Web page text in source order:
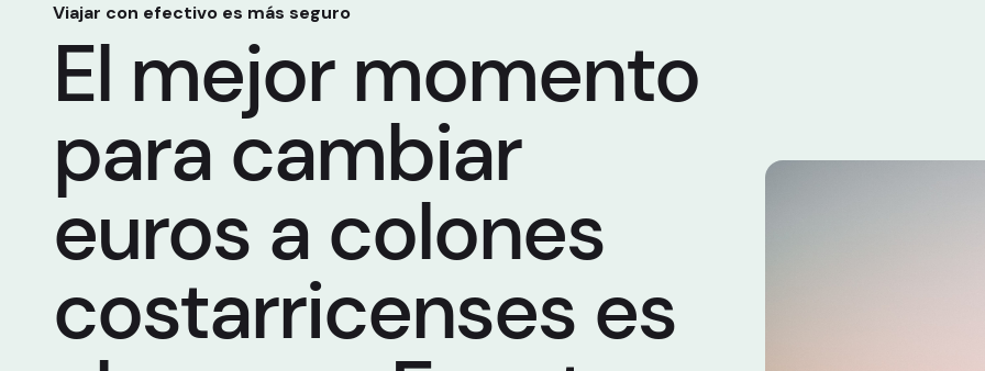
Viajar con efectivo es más seguro
El mejor momento
para cambiar
euros a colones
costarricenses es